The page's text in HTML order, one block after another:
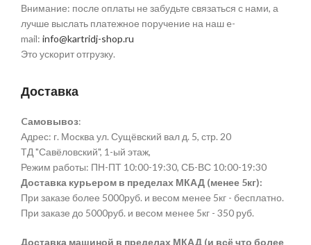
Внимание: после оплаты не забудьте связаться с нами, а
лучше выслать платежное поручение на наш e-
mail: info@kartridj-shop.ru
Это ускорит отгрузку.
Доставка
Cамовывоз:
Адрес: г. Москва ул. Сущёвский вал д. 5, стр. 20
ТД "Савёловский", 1-ый этаж,
Режим работы: ПН-ПТ 10:00-19:30, СБ-ВС 10:00-19:30
Доставка курьером в пределах МКАД (менее 5кг):
При заказе более 5000руб. и весом менее 5кг - бесплатно.
При заказе до 5000руб. и весом менее 5кг - 350 руб.
Доставка машиной в пределах МКАД (и всё что более